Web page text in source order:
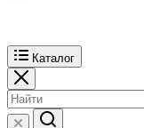
Каталог